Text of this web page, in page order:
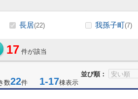
長居(22) 我孫子町(7)
17 件が該当
並び順：
数22件 1-17棟表示